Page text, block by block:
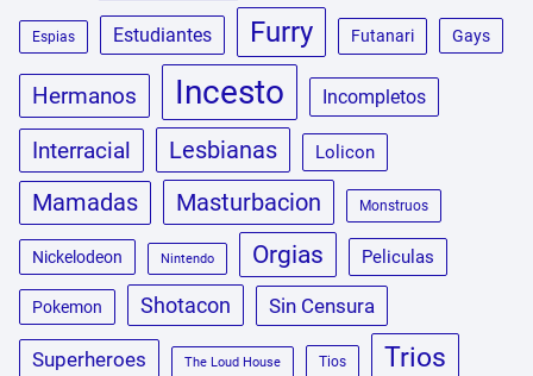
Espias Estudiantes Furry Futanari Gays
Hermanos Incesto Incompletos
Interracial Lesbianas Lolicon
Mamadas Masturbacion Monstruos
Nickelodeon Nintendo Orgias Peliculas
Pokemon Shotacon Sin Censura
Superheroes The Loud House Tios Trios